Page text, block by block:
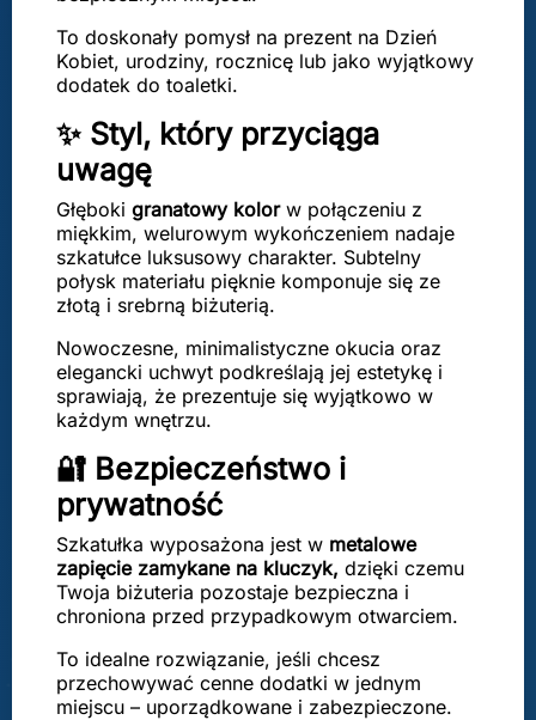
To doskonały pomysł na prezent na Dzień
Kobiet, urodziny, rocznicę lub jako wyjątkowy
dodatek do toaletki.
✨ Styl, który przyciąga
uwagę
Głęboki granatowy kolorw połączeniu z
miękkim, welurowym wykończeniem nadaje
szkatułce luksusowy charakter. Subtelny
połysk materiału pięknie komponuje się ze
złotą i srebrną biżuterią.
Nowoczesne, minimalistyczne okucia oraz
elegancki uchwyt podkreślają jej estetykę i
sprawiają, że prezentuje się wyjątkowo w
każdym wnętrzu.
🔐 Bezpieczeństwo i
prywatność
Szkatułka wyposażona jest w metalowe
zapięcie zamykane na kluczyk, dzięki czemu
Twoja biżuteria pozostaje bezpieczna i
chroniona przed przypadkowym otwarciem.
To idealne rozwiązanie, jeśli chcesz
przechowywać cenne dodatki w jednym
miejscu – uporządkowane i zabezpieczone.